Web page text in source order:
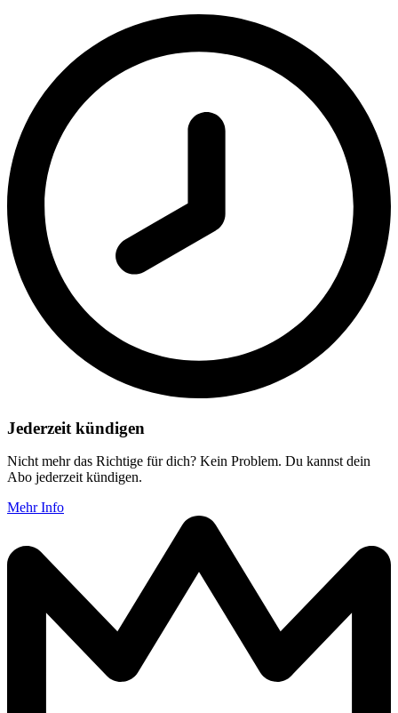
Jederzeit kündigen
Nicht mehr das Richtige für dich? Kein Problem. Du kannst dein
Abo jederzeit kündigen.
Mehr Info